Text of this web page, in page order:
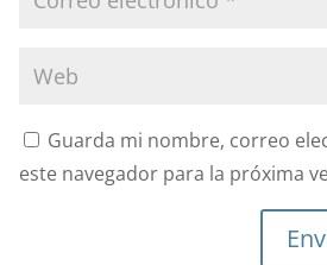
Guarda mi nombre, correo
este navegador para la próxima